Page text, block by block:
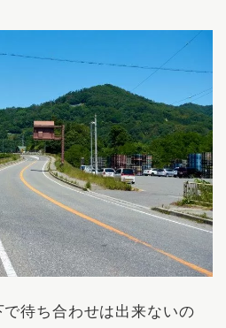
待ち合わせは出来ないの